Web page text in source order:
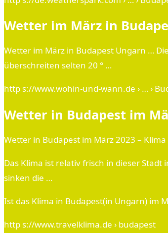
Wetter im März in
Wetter im März in Budapest Ungarn …
überschreiten selten 20 ° …
http s://www.wohin-und-wann.de › … ›
Wetter in Budapest im
Wetter in Budapest im März 2023 –
Das Klima ist relativ frisch in dieser
sinken die …
Ist das Klima in Budapest(in Ungarn) im
http s://www.travelklima.de › budapest